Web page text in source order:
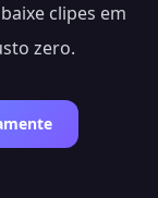
clipes em
zero.